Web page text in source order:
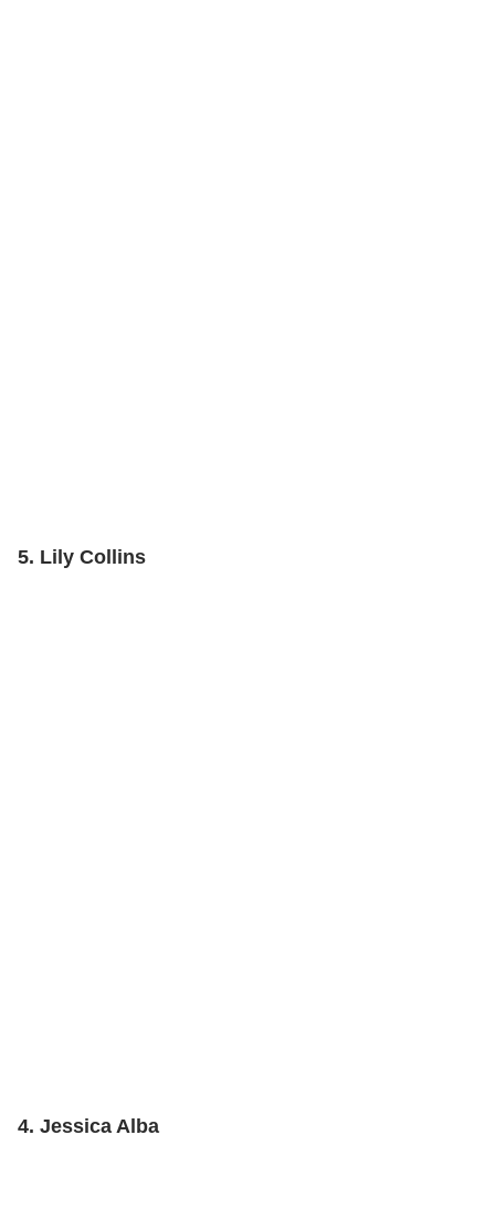
5. Lily Collins
4. Jessica Alba